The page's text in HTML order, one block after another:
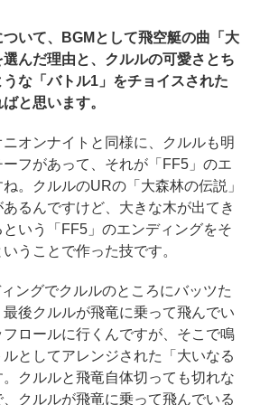
いて、BGMとして飛空艇の曲「大
んだ理由と、クルルの可愛さとち
うな「バトル1」をチョイスされた
と思います。
オンナイトと同様に、クルルも明
フがあって、それが「FF5」のエ
。クルルのURの「大森林の伝説」
るんですけど、大きな木が出てき
いう「FF5」のエンディングをそ
うことで作った技です。
ングでクルルのところにバッツた
後クルルが飛竜に乗って飛んでい
ロールに行くんですが、そこで鳴
としてアレンジされた「大いなる
クルルと飛竜自体切っても切れな
クルルが飛竜に乗って飛んでいる